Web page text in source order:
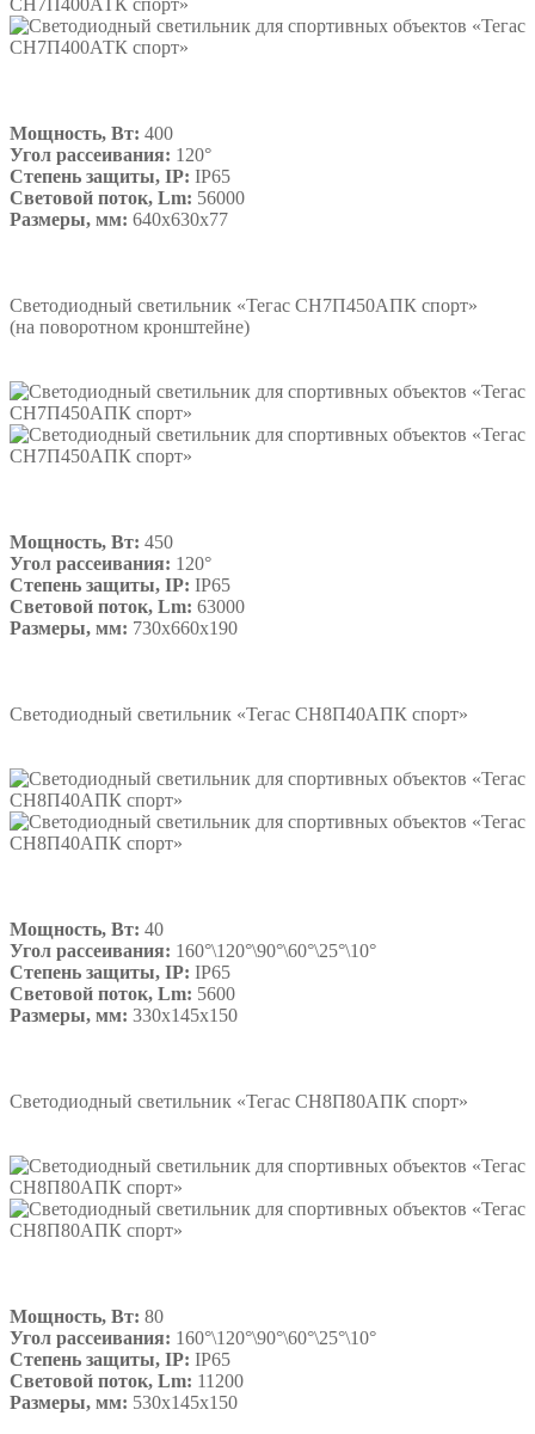
Мощность, Вт: 400
Угол рассеивания: 120°
Степень защиты, IP: IP65
Световой поток, Lm: 56000
Размеры, мм: 640х630х77
Светодиодный светильник «Тегас СН7П450АПК спорт»
(на поворотном кронштейне)
Мощность, Вт: 450
Угол рассеивания: 120°
Степень защиты, IP: IP65
Световой поток, Lm: 63000
Размеры, мм: 730х660х190
Светодиодный светильник «Тегас СН8П40АПК спорт»
Мощность, Вт: 40
Угол рассеивания: 160°\120°\90°\60°\25°\10°
Степень защиты, IP: IP65
Световой поток, Lm: 5600
Размеры, мм: 330х145х150
Светодиодный светильник «Тегас СН8П80АПК спорт»
Мощность, Вт: 80
Угол рассеивания: 160°\120°\90°\60°\25°\10°
Степень защиты, IP: IP65
Световой поток, Lm: 11200
Размеры, мм: 530х145х150